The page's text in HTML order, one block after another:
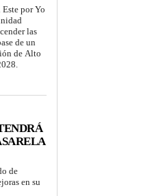
por Yo
las
de un
de Alto
de
en su